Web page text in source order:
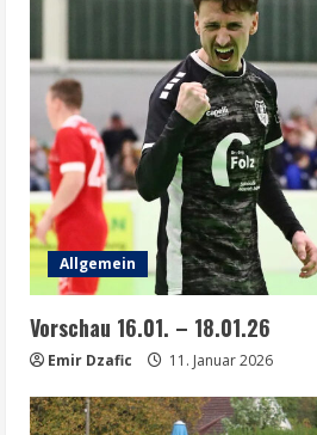
Allgemein
Vorschau 16.01. – 18.01.26
Emir Dzafic 11. Januar 2026